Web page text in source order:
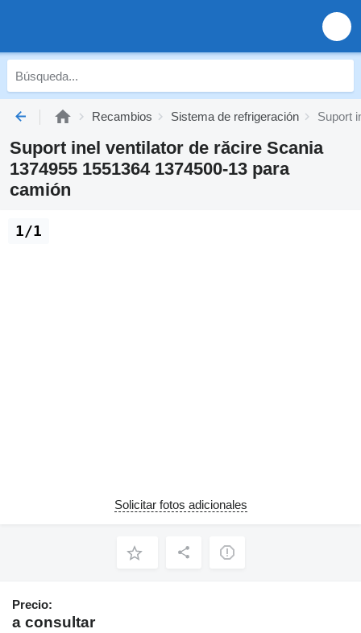
Recambios Sistema de refrigeración Suport
Suport inel ventilator de răcire Scania
1374955 1551364 1374500-13 para
camión
1/1
Solicitar fotos adicionales
Precio:
a consultar